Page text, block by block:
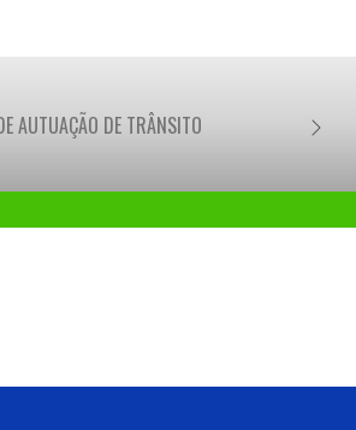
AUTUAÇÃO DE TRÂNSITO